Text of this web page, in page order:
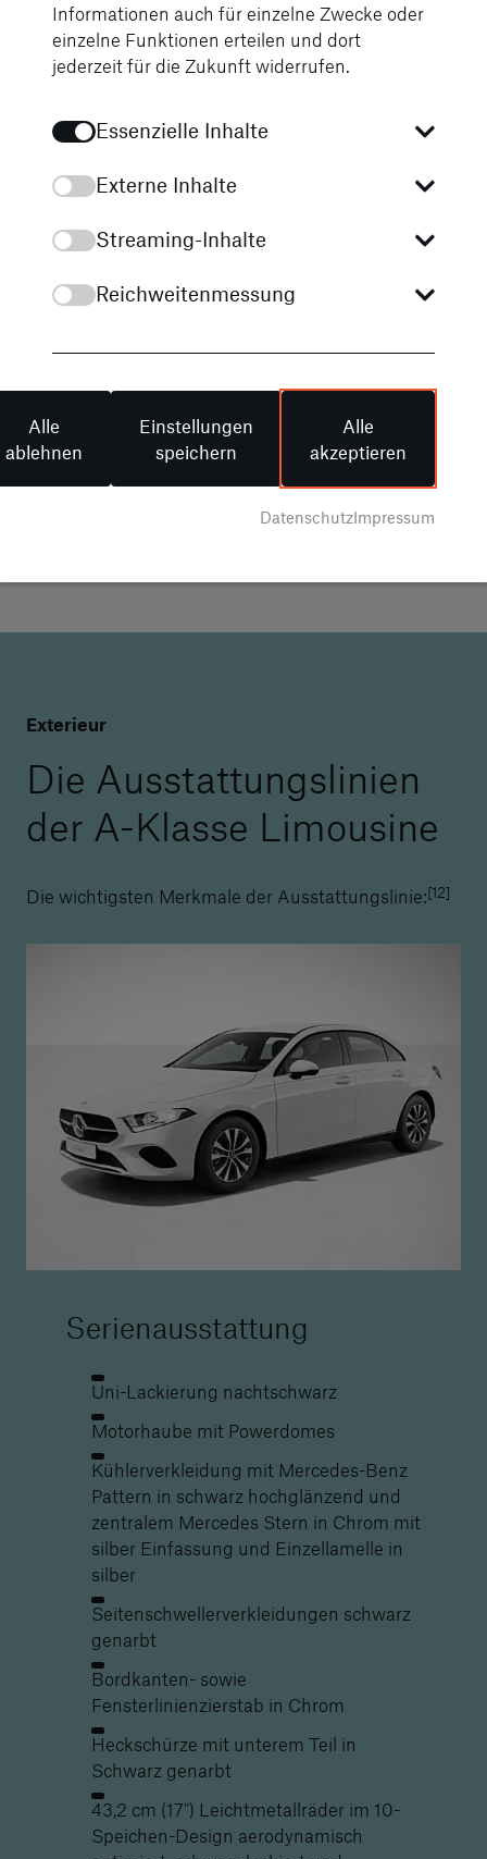
MULTIBEAM LED-
Scheinwerfer[12]reagieren mit einzeln
Verkehrssituation. Das Teilfernlicht spart
ohne diese zu blenden. Auch Abbiege-
Lichtfunktionen leuchten das Sichtfeld
Exterieur
Die Ausstattungslinien
der A-Klasse Limousine
Die wichtigsten Merkmale der Ausstattungslinie:[12]
Serienausstattung
Uni-Lackierung nachtschwarz
Motorhaube mit Powerdomes
Kühlerverkleidung mit Mercedes-Benz
Pattern in schwarz hochglänzend und
zentralem Mercedes Stern in Chrom mit
silber Einfassung und Einzellamelle in
silber
Seitenschwellerverkleidungen schwarz
genarbt
Bordkanten- sowie
Fensterlinienzierstab in Chrom
Heckschürze mit unterem Teil in
Schwarz genarbt
43,2 cm (17") Leichtmetallräder im 10-
Speichen-Design aerodynamisch
Informationen auch für einzelne Zwecke oder
einzelne Funktionen erteilen und dort
jederzeit für die Zukunft widerrufen.
Essenzielle Inhalte
Externe Inhalte
Streaming-Inhalte
Reichweitenmessung
Alle
ablehnen
Einstellungen
speichern
Alle
akzeptieren
DatenschutzImpressum